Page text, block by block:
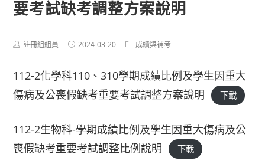
要考試缺考調整方案說明
Post註冊組組員
Post2024-03-20
Post成績與補考
112-2化學科110、310學期成績比例及學生因重大
傷病及公喪假缺考重要考試調整方案說明
下載
112-2生物科-學期成績比例及學生因重大傷病及公
喪假缺考重要考試調整比例說明
下載